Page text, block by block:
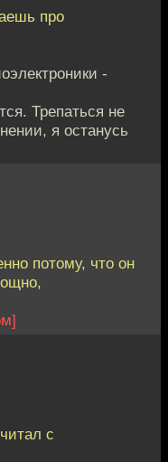
про
-
Трепаться не
я останусь
потому, что он
с